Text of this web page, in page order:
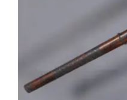
AM001